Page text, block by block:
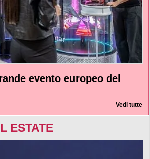
evento europeo del
Vedi tutte
ESTATE